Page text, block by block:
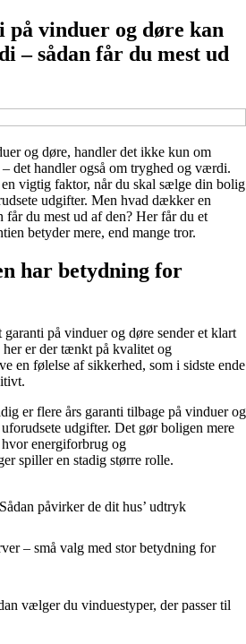
vinduer og døre kan
– sådan får du mest ud
og døre, handler det ikke kun om
det handler også om tryghed og værdi.
vigtig faktor, når du skal sælge din bolig
udgifter. Men hvad dækker en
får du mest ud af den? Her får du et
betyder mere, end mange tror.
har betydning for
på vinduer og døre sender et klart
er der tænkt på kvalitet og
en følelse af sikkerhed, som i sidste ende
er flere års garanti tilbage på vinduer og
udgifter. Det gør boligen mere
energiforbrug og
spiller en stadig større rolle.
påvirker de dit hus’ udtryk
– små valg med stor betydning for
vælger du vinduestyper, der passer til